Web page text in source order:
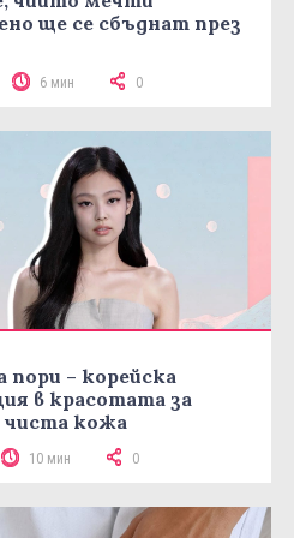
ще се сбъднат през
6 мин 0
пори – корейска
в красотата за
чиста кожа
10 мин 0